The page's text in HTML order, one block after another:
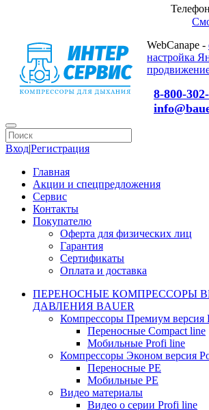
WebCanape -
настройка
8-800-
Вход|Регистрация
Главная
Акции и спецпредложения
Сервис
Контакты
Покупателю
Оферта для физических лиц
Гарантия
Сертификаты
Оплата и доставка
ПЕРЕНОСНЫЕ КОМПРЕССОРЫ
ДАВЛЕНИЯ BAUER
Компрессоры Премиум версия
Переносные Compact line
Мобильные Profi line
Компрессоры Эконом версия
Переносные PE
Мобильные PE
Видео материалы
Видео о серии Profi line